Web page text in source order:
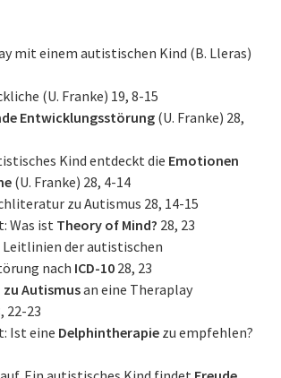
mit einem autistischen Kind (B. Lleras)
(U. Franke) 19, 8-15
Entwicklungsstörung (U. Franke) 28,
Kind entdeckt die Emotionen
(U. Franke) 28, 4-14
zu Autismus 28, 14-15
Was ist Theory of Mind? 28, 23
der autistischen
nach ICD-10 28, 23
Autismusan eine Theraplay
22-23
Ist eine Delphintherapie zu empfehlen?